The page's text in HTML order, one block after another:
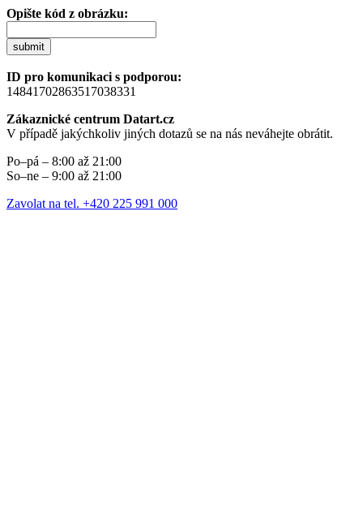
Opište kód z obrázku:
submit
ID pro komunikaci s podporou:
14841702863517038331
Zákaznické centrum Datart.cz
V případě jakýchkoliv jiných dotazů se na nás neváhejte obrátit.
Po–pá – 8:00 až 21:00
So–ne – 9:00 až 21:00
Zavolat na tel. +420 225 991 000